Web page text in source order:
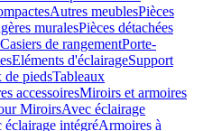
Autres meublesPièces
muralesPièces détachées
Casiers de rangementPorte-
Eléments d'éclairageSupport
de piedsTableaux
accessoiresMiroirs et armoires
MiroirsAvec éclairage
éclairage intégréArmoires à